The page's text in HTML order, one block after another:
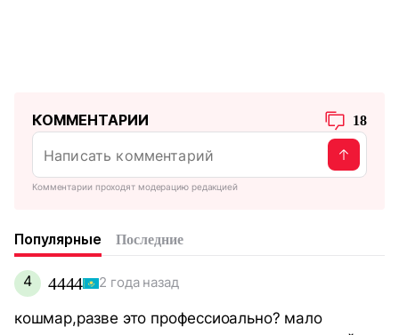
КОММЕНТАРИИ 18
Комментарии проходят модерацию редакцией
Популярные Последние
4 4444 2 года назад
кошмар,разве это профессиоально? мало